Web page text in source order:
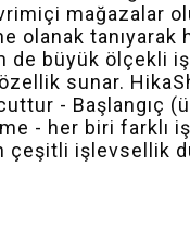
mağazalar
olanak tanıyarak
de büyük ölçekli
sunar.
- Başlangıç
- her biri farklı iş
çeşitli işlevsellik